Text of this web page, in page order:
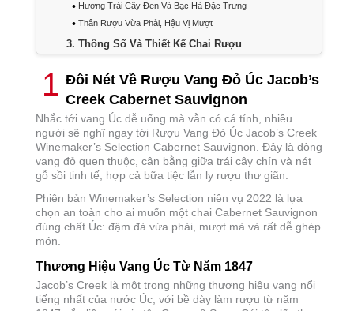
Hương Trái Cây Đen Và Bạc Hà Đặc Trưng
Thân Rượu Vừa Phải, Hậu Vị Mượt
3 Thông Số Và Thiết Kế Chai Rượu
Thiết Kế Nhãn Chai Tinh Tế
4 Cách Thưởng Thức Và Bảo Quản
Loại Ly Và Nhiệt Độ Lý Tưởng
Độ Say Và Cách Bảo Quản
5 Món Ăn Kết Hợp Và So Sánh Dòng Vang
Gợi Ý Món Ăn Đi Kèm
6 Mua Jacob’s Creek Cabernet Sauvignon Ở
Đâu, Giá Bao Nhiêu
Các Sản Phẩm Cùng Loại
7 Câu Hỏi Thường Gặp
1 Đôi Nét Về Rượu Vang Đỏ Úc Jacob’s
Creek Cabernet Sauvignon
Nhắc tới vang Úc dễ uống mà vẫn có cá tính, nhiều
người sẽ nghĩ ngay tới Rượu Vang Đỏ Úc Jacob’s Creek
Winemaker’s Selection Cabernet Sauvignon. Đây là dòng
vang đỏ quen thuộc, cân bằng giữa trái cây chín và nét
gỗ sồi tinh tế, hợp cả bữa tiệc lẫn ly rượu thư giãn.
Phiên bản Winemaker’s Selection niên vụ 2022 là lựa
chọn an toàn cho ai muốn một chai Cabernet Sauvignon
đúng chất Úc: đậm đà vừa phải, mượt mà và rất dễ ghép
món.
Thương Hiệu Vang Úc Từ Năm 1847
Jacob’s Creek là một trong những thương hiệu vang nổi
tiếng nhất của nước Úc, với bề dày làm rượu từ năm